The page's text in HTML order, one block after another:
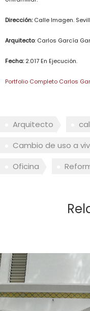
Dirección:Calle Imagen.
Arquitecto: Carlos García
Fecha:2.017 En Ejecución.
Portfolio Completo Carlos
Arquitecto
Cambio de uso a
Oficina